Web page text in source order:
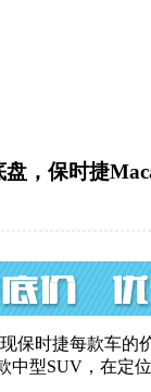
盘，保时捷
时捷每款车
型SUV，在